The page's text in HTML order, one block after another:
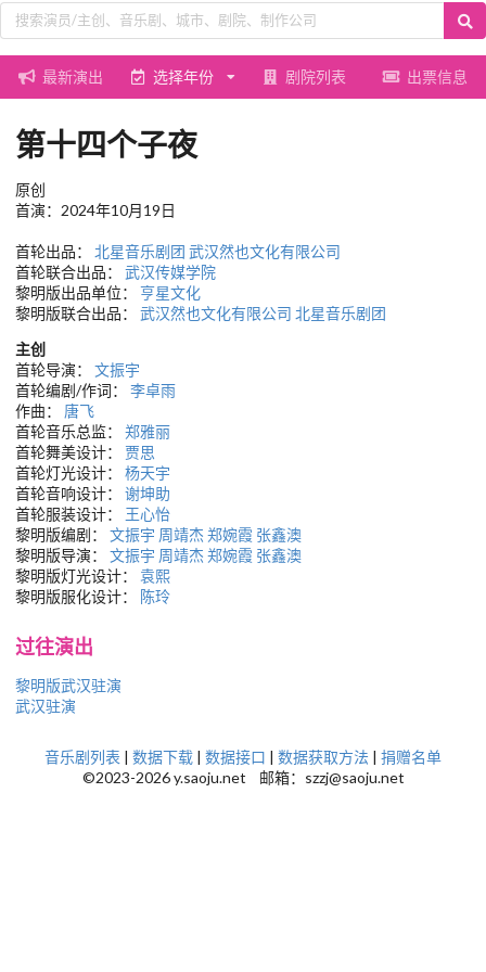
最新演出 选择年份 剧院列表 出票信息
第十四个子夜
原创
首演：2024年10月19日
首轮出品： 北星音乐剧团 武汉然也文化有限公司
首轮联合出品： 武汉传媒学院
黎明版出品单位： 亨星文化
黎明版联合出品： 武汉然也文化有限公司 北星音乐剧团
主创
首轮导演： 文振宇
首轮编剧/作词： 李卓雨
作曲： 唐飞
首轮音乐总监： 郑雅丽
首轮舞美设计： 贾思
首轮灯光设计： 杨天宇
首轮音响设计： 谢坤助
首轮服装设计： 王心怡
黎明版编剧： 文振宇 周靖杰 郑婉霞 张鑫澳
黎明版导演： 文振宇 周靖杰 郑婉霞 张鑫澳
黎明版灯光设计： 袁熙
黎明版服化设计：
陈玲
过往演出
黎明版武汉驻演
武汉驻演
音乐剧列表 | 数据下载 | 数据接口 | 数据获取方法 | 捐赠名单
©2023-2026 y.saoju.net 邮箱：szzj@saoju.net